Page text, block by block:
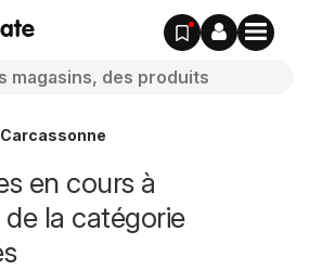
en cours à
la catégorie